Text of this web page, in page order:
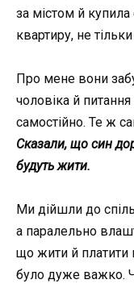
за містом й
квартиру, не
Про мене вони
чоловіка й
самостійно. Те ж
Сказали, що син
будуть жити.
Ми дійшли до
а паралельно
що жити й платити
було дуже важко.